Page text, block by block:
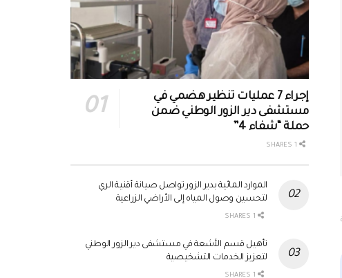
إجراء 7 عمليات تنظير هضمي في
مستشفى دير الزور الوطني ضمن
حملة “شفاء 4”
الموارد المائية بدير الزور تواصل صيانة أقنية الري
لتحسين وصول المياه إلى الأراضي الزراعية
تأهيل قسم الأشعة في مستشفى دير الزور الوطني
لتعزيز الخدمات التشخيصية